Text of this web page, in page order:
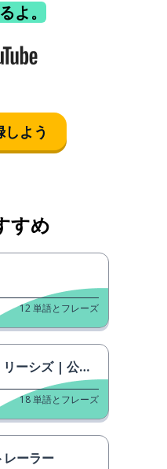
よ。
よう
すめ
12単語とフレーズ
| 公式トレーラー
18単語とフレーズ
ーラー